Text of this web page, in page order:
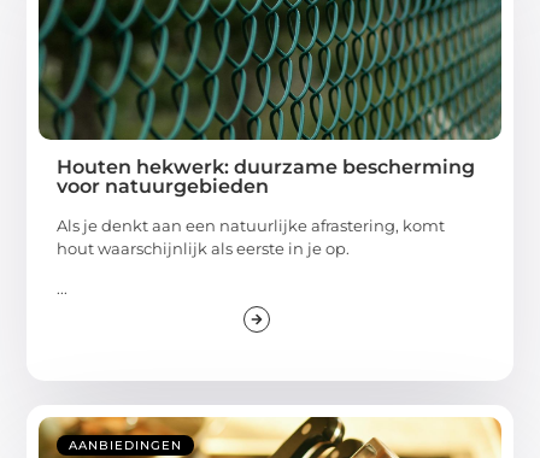
Houten hekwerk: duurzame bescherming
voor natuurgebieden
Als je denkt aan een natuurlijke afrastering, komt
hout waarschijnlijk als eerste in je op.
...
AANBIEDINGEN